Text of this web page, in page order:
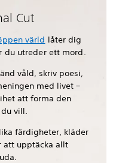
Cut
värld låter dig
du utreder ett mord.
våld, skriv poesi,
med livet –
att forma den
vill.
färdigheter, kläder
att upptäcka allt